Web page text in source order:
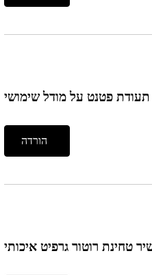
פטנט על מודל שימושי
הורדה
טחינת רוטור גרפיט איכותי